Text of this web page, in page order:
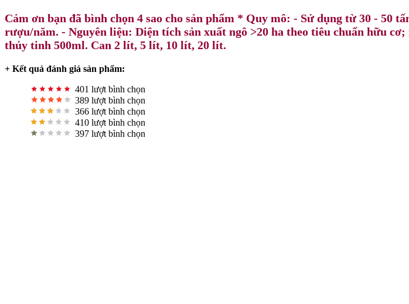
Cảm ơn bạn đã bình chọn 4 sao cho sản phẩm * Quy mô: - Sử dụng từ 30 - 50
rượu/năm. - Nguyên liệu: Diện tích sản xuất ngô >20 ha theo tiêu chuẩn hữu
thủy tinh 500ml. Can 2 lít, 5 lít, 10 lít, 20 lít.
+ Kết quả đánh giá sản phẩm:
401 lượt bình chọn
389 lượt bình chọn
366 lượt bình chọn
410 lượt bình chọn
397 lượt bình chọn